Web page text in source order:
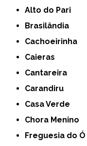
Alto do Pari
Brasilândia
Cachoeirinha
Caieras
Cantareira
Carandiru
Casa Verde
Chora Menino
Freguesia do Ó